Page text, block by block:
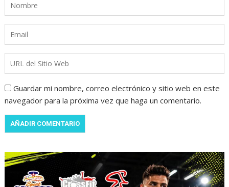
Guardar mi nombre, correo electrónico y sitio web en este
navegador para la próxima vez que haga un comentario.